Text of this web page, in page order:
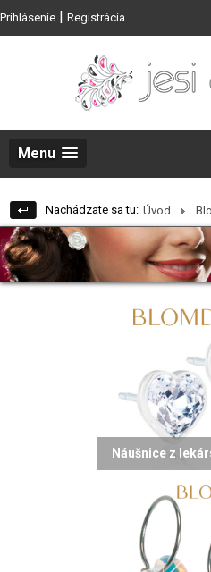
Prihlásenie | Registrácia
Menu
Nachádzate sa tu: Úvod
Náušnice z